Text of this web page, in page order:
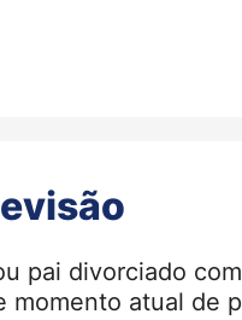
pai divorciado
momento atual de